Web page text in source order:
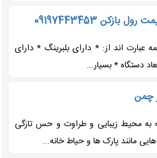
09197443453
عبارت اند از: * دارای بلبرینگ * دارای
دستگاه * بسیار...
چمن
محیط زیبایی و طراوت و حس تازگی
مانند پارک ها و حیاط خانه...